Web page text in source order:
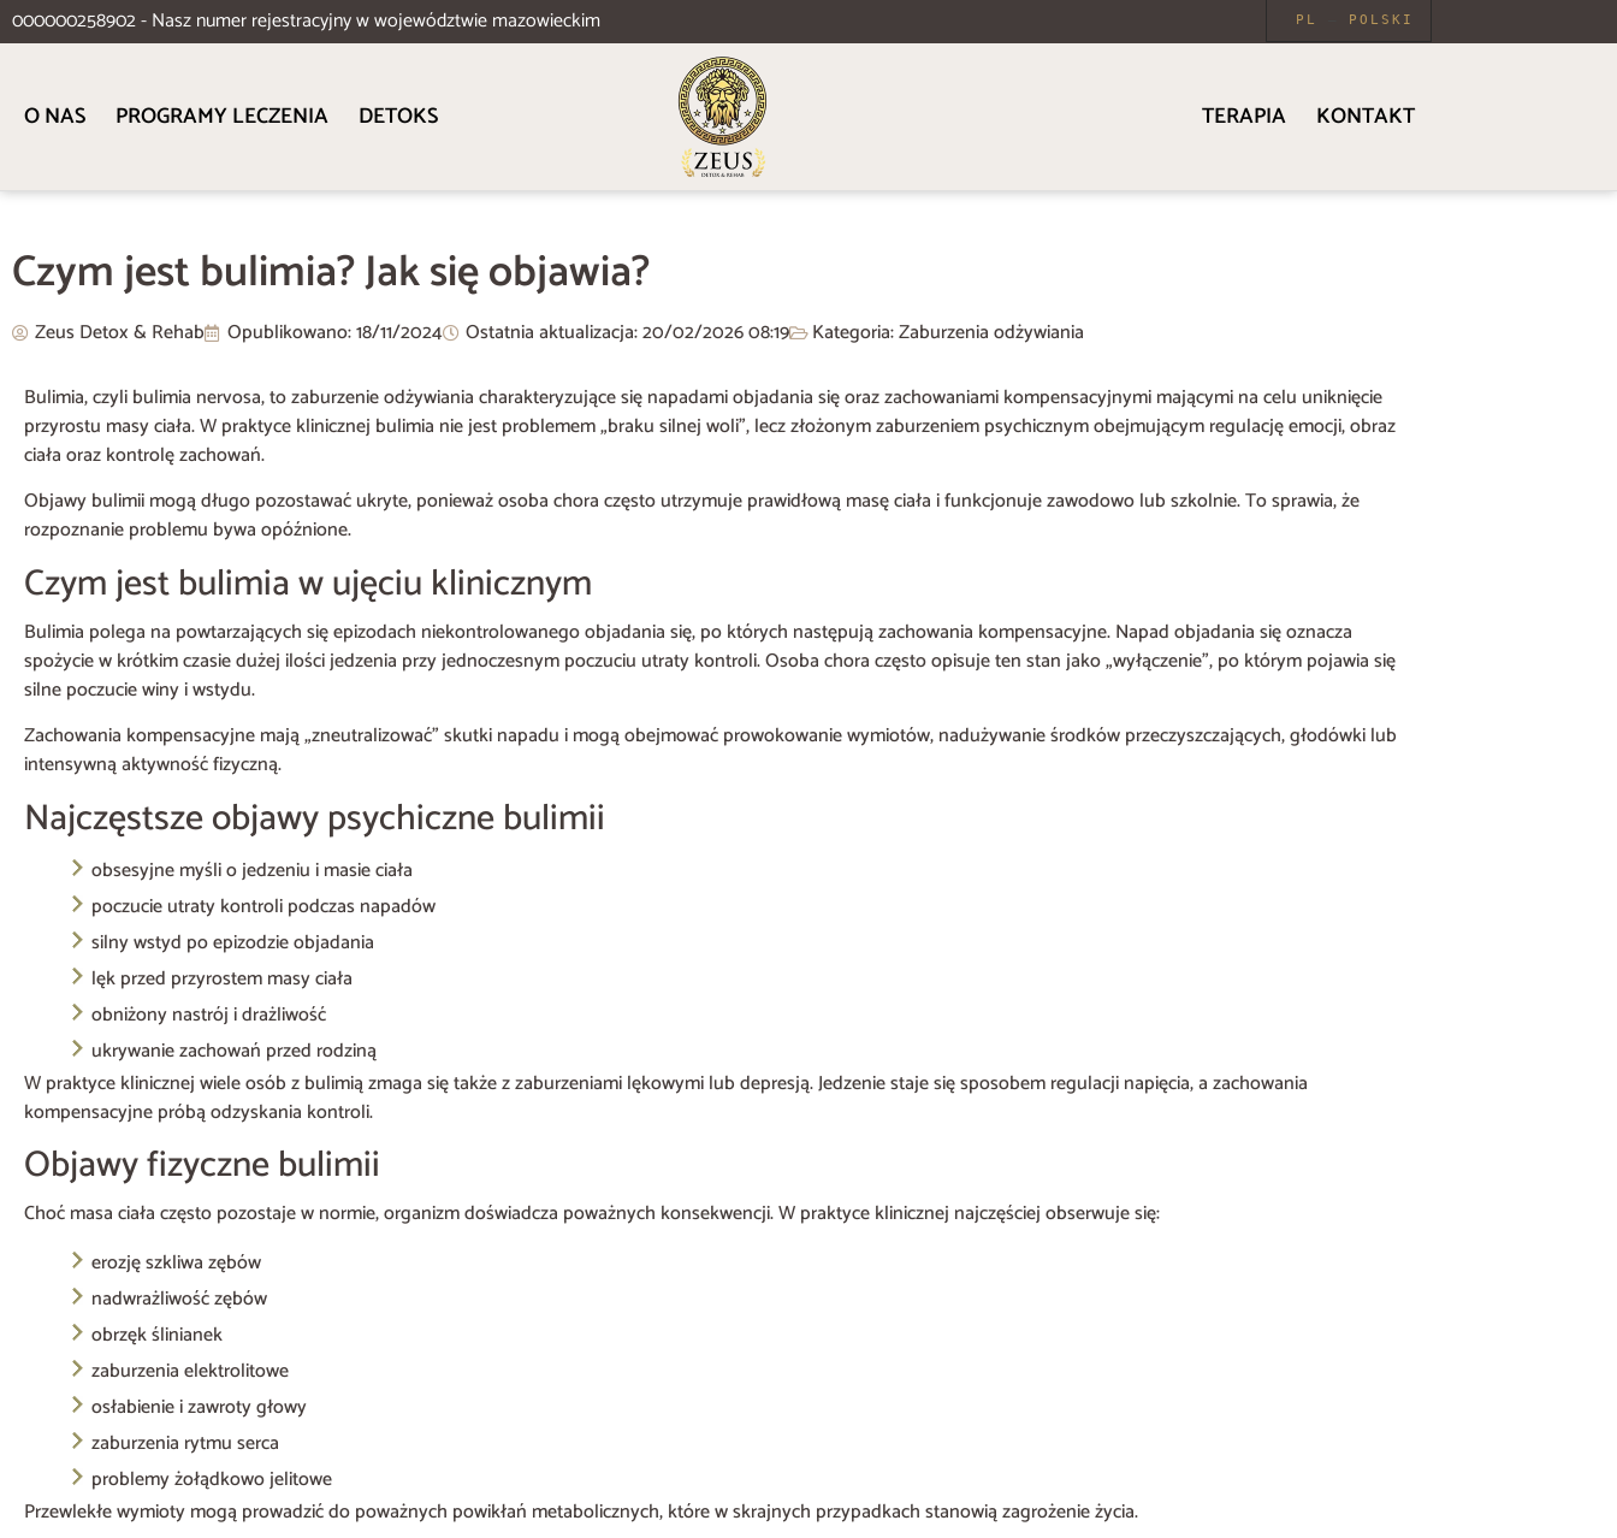
000000258902 - Nasz numer rejestracyjny w województwie mazowieckim POLSKI
PL
O NAS PROGRAMY LECZENIA DETOKS TERAPIA KONTAKT
Czym jest bulimia? Jak się objawia?
Zeus Detox & Rehab Opublikowano:18/11/2024 Ostatnia aktualizacja: 20/02/202608:19 Kategoria:Zaburzenia odżywiania
Bulimia, czyli bulimia nervosa, to zaburzenie odżywiania charakteryzujące się napadami objadania się oraz zachowaniami kompensacyjnymi mającymi na celu uniknięcie
przyrostu masy ciała. W praktyce klinicznej bulimia nie jest problemem „braku silnej woli”, lecz złożonym zaburzeniem psychicznym obejmującym regulację emocji, obraz
ciała oraz kontrolę zachowań.
Objawy bulimii mogą długo pozostawać ukryte, ponieważ osoba chora często utrzymuje prawidłową masę ciała i funkcjonuje zawodowo lub szkolnie. To sprawia, że
rozpoznanie problemu bywa opóźnione.
Czym jest bulimia w ujęciu klinicznym
Bulimia polega na powtarzających się epizodach niekontrolowanego objadania się, po których następują zachowania kompensacyjne. Napad objadania się oznacza
spożycie w krótkim czasie dużej ilości jedzenia przy jednoczesnym poczuciu utraty kontroli. Osoba chora często opisuje ten stan jako „wyłączenie”, po którym pojawia się
silne poczucie winy i wstydu.
Zachowania kompensacyjne mają „zneutralizować” skutki napadu i mogą obejmować prowokowanie wymiotów, nadużywanie środków przeczyszczających, głodówki lub
intensywną aktywność fizyczną.
Najczęstsze objawy psychiczne bulimii
obsesyjne myśli o jedzeniu i masie ciała
poczucie utraty kontroli podczas napadów
silny wstyd po epizodzie objadania
lęk przed przyrostem masy ciała
obniżony nastrój i drażliwość
ukrywanie zachowań przed rodziną
W praktyce klinicznej wiele osób z bulimią zmaga się także z zaburzeniami lękowymi lub depresją. Jedzenie staje się sposobem regulacji napięcia, a zachowania
kompensacyjne próbą odzyskania kontroli.
Objawy fizyczne bulimii
Choć masa ciała często pozostaje w normie, organizm doświadcza poważnych konsekwencji. W praktyce klinicznej najczęściej obserwuje się:
erozję szkliwa zębów
nadwrażliwość zębów
obrzęk ślinianek
zaburzenia elektrolitowe
osłabienie i zawroty głowy
zaburzenia rytmu serca
problemy żołądkowo jelitowe
Przewlekłe wymioty mogą prowadzić do poważnych powikłań metabolicznych, które w skrajnych przypadkach stanowią zagrożenie życia.